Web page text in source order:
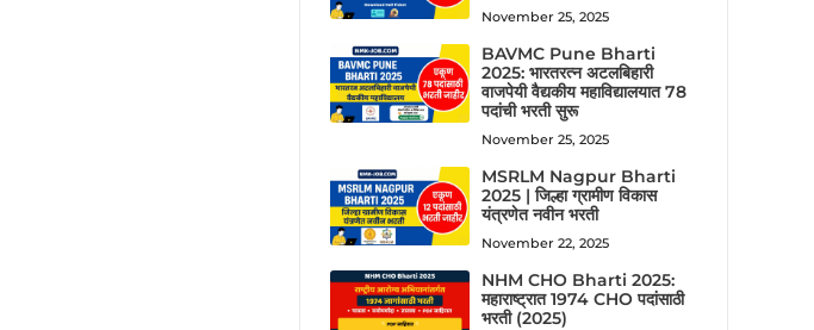
November 25, 2025
BAVMC Pune Bharti
2025: भारतरत्न अटलबिहारी
वाजपेयी वैद्यकीय महाविद्यालयात 78
पदांची भरती सुरू
November 25, 2025
MSRLM Nagpur Bharti
2025 | जिल्हा ग्रामीण विकास
यंत्रणेत नवीन भरती
November 22, 2025
NHM CHO Bharti 2025:
महाराष्ट्रात 1974 CHO पदांसाठी
भरती (2025)